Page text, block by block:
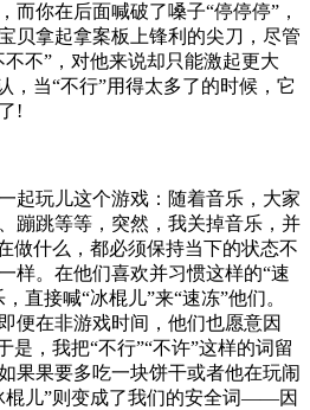
而你在后面喊破了嗓子“停停停”，
贝拿起拿案板上锋利的尖刀，尽管
不”，对他来说却只能激起更大
当“不行”用得太多了的时候，它
!
起玩儿这个游戏：随着音乐，大家
蹦跳等等，突然，我关掉音乐，并
做什么，都必须保持当下的状态不
样。在他们喜欢并习惯这样的“速
直接喊“冰棍儿”来“速冻”他们。
便在非游戏时间，他们也愿意因
是，我把“不行”“不许”这样的词留
果果要多吃一块饼干或者他在玩闹
棍儿”则变成了我们的安全词——因